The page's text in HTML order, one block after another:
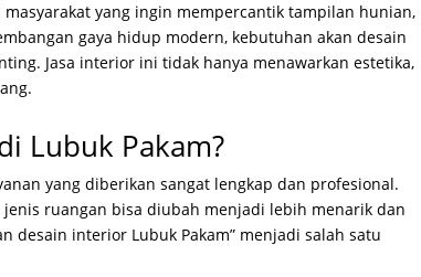
yang ingin mempercantik tampilan hunian,
gaya hidup modern, kebutuhan akan desain
Jasa interior ini tidak hanya menawarkan estetika,
Lubuk Pakam?
yang diberikan sangat lengkap dan profesional.
ruangan bisa diubah menjadi lebih menarik dan
desain interior Lubuk Pakam” menjadi salah satu